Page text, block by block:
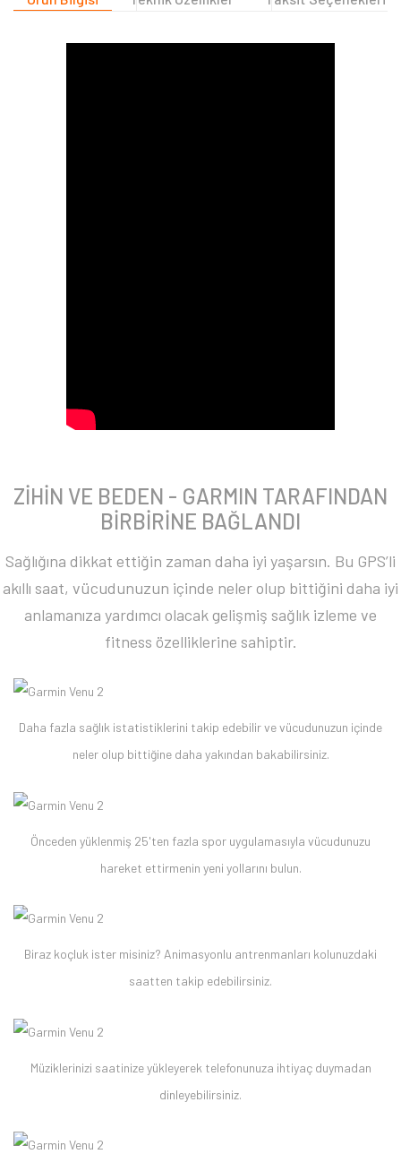
ZİHİN VE BEDEN - GARMIN TARAFINDAN
BİRBİRİNE BAĞLANDI
Sağlığına dikkat ettiğin zaman daha iyi yaşarsın. Bu GPS’li
akıllı saat, vücudunuzun içinde neler olup bittiğini daha iyi
anlamanıza yardımcı olacak gelişmiş sağlık izleme ve
fitness özelliklerine sahiptir.
Daha fazla sağlık istatistiklerini takip edebilir ve vücudunuzun içinde
neler olup bittiğine daha yakından bakabilirsiniz.
Önceden yüklenmiş 25'ten fazla spor uygulamasıyla vücudunuzu
hareket ettirmenin yeni yollarını bulun.
Biraz koçluk ister misiniz? Animasyonlu antrenmanları kolunuzdaki
saatten takip edebilirsiniz.
Müziklerinizi saatinize yükleyerek telefonunuza ihtiyaç duymadan
dinleyebilirsiniz.